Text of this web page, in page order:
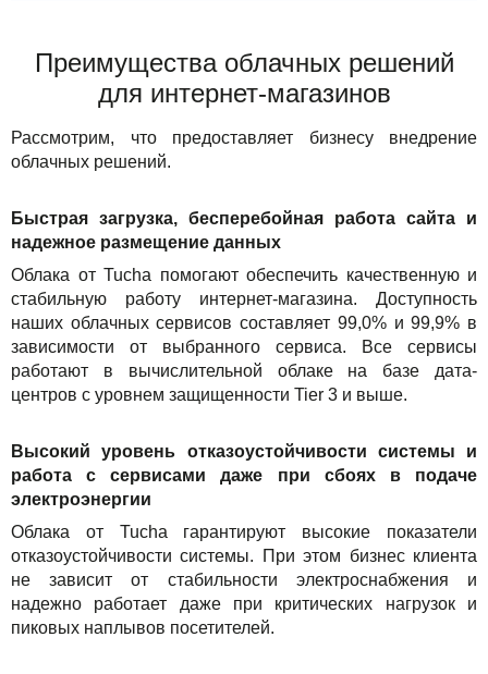
Преимущества облачных решений
для интернет-магазинов
Рассмотрим, что предоставляет бизнесу внедрение
облачных решений.
Быстрая загрузка, бесперебойная работа сайта и
надежное размещение данных
Облака от Tucha помогают обеспечить качественную и
стабильную работу интернет-магазина. Доступность
наших облачных сервисов составляет 99,0% и 99,9% в
зависимости от выбранного сервиса. Все сервисы
работают в вычислительной облаке на базе дата-
центров с уровнем защищенности Tier 3 и выше.
Высокий уровень отказоустойчивости системы и
работа с сервисами даже при сбоях в подаче
электроэнергии
Облака от Tucha гарантируют высокие показатели
отказоустойчивости системы. При этом бизнес клиента
не зависит от стабильности электроснабжения и
надежно работает даже при критических нагрузок и
пиковых наплывов посетителей.